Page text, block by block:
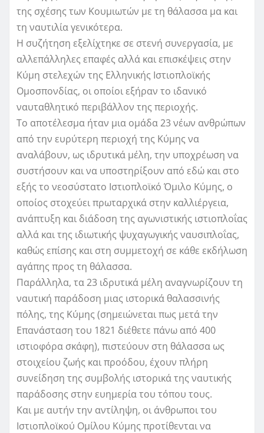
της σχέσης των Κουμιωτών με τη θάλασσα μα και
τη ναυτιλία γενικότερα.
Η συζήτηση εξελίχτηκε σε στενή συνεργασία, με
αλλεπάλληλες επαφές αλλά και επισκέψεις στην
Κύμη στελεχών της Ελληνικής Ιστιοπλοϊκής
Ομοσπονδίας, οι οποίοι εξήραν το ιδανικό
ναυταθλητικό περιβάλλον της περιοχής.
Το αποτέλεσμα ήταν μια ομάδα 23 νέων ανθρώπων
από την ευρύτερη περιοχή της Κύμης να
αναλάβουν, ως ιδρυτικά μέλη, την υποχρέωση να
συστήσουν και να υποστηρίξουν από εδώ και στο
εξής το νεοσύστατο Ιστιοπλοϊκό Όμιλο Κύμης, ο
οποίος στοχεύει πρωταρχικά στην καλλιέργεια,
ανάπτυξη και διάδοση της αγωνιστικής ιστιοπλοΐας
αλλά και της ιδιωτικής ψυχαγωγικής ναυσιπλοΐας,
καθώς επίσης και στη συμμετοχή σε κάθε εκδήλωση
αγάπης προς τη θάλασσα.
Παράλληλα, τα 23 ιδρυτικά μέλη αναγνωρίζουν τη
ναυτική παράδοση μιας ιστορικά θαλασσινής
πόλης, της Κύμης (σημειώνεται πως μετά την
Επανάσταση του 1821 διέθετε πάνω από 400
ιστιοφόρα σκάφη), πιστεύουν στη θάλασσα ως
στοιχείου ζωής και προόδου, έχουν πλήρη
συνείδηση της συμβολής ιστορικά της ναυτικής
παράδοσης στην ευημερία του τόπου τους.
Και με αυτήν την αντίληψη, οι άνθρωποι του
Ιστιοπλοϊκού Ομίλου Κύμης προτίθενται να